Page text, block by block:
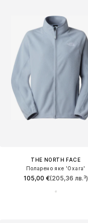
THE NORTH FACE
Поларено яке 'Oxara'
105,00 €(205,36 лв.³)